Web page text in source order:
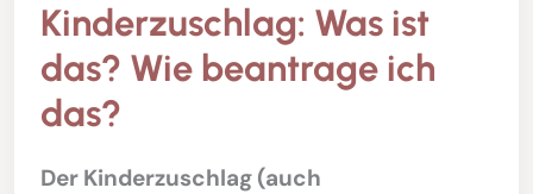
Kinderzuschlag: Was ist
das? Wie beantrage ich
das?
Der Kinderzuschlag (auch